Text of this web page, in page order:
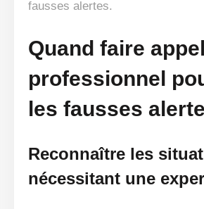
fausses alertes.
Quand faire
professionnel
les fausses
Reconnaître les
nécessitant une